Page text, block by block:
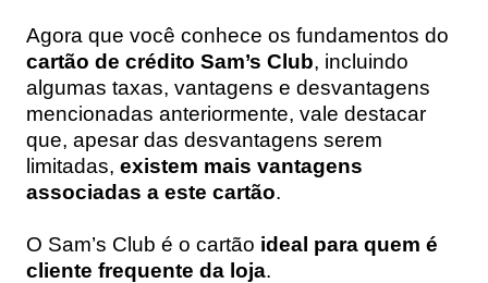
Agora que você conhece os fundamentos do
cartão de crédito Sam’s Club, incluindo
algumas taxas, vantagens e desvantagens
mencionadas anteriormente, vale destacar
que, apesar das desvantagens serem
limitadas, existem mais vantagens
associadas a este cartão.
O Sam’s Club é o cartão ideal para quem é
cliente frequente da loja.